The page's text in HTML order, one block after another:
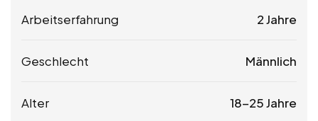
Arbeitserfahrung 2 Jahre
Geschlecht Männlich
Alter 18-25 Jahre